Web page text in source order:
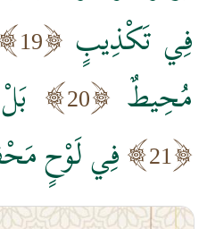
فِي تَكْذِيبٍ
19
مُحِيطٌ
20
21 فِي لَوْحٍ